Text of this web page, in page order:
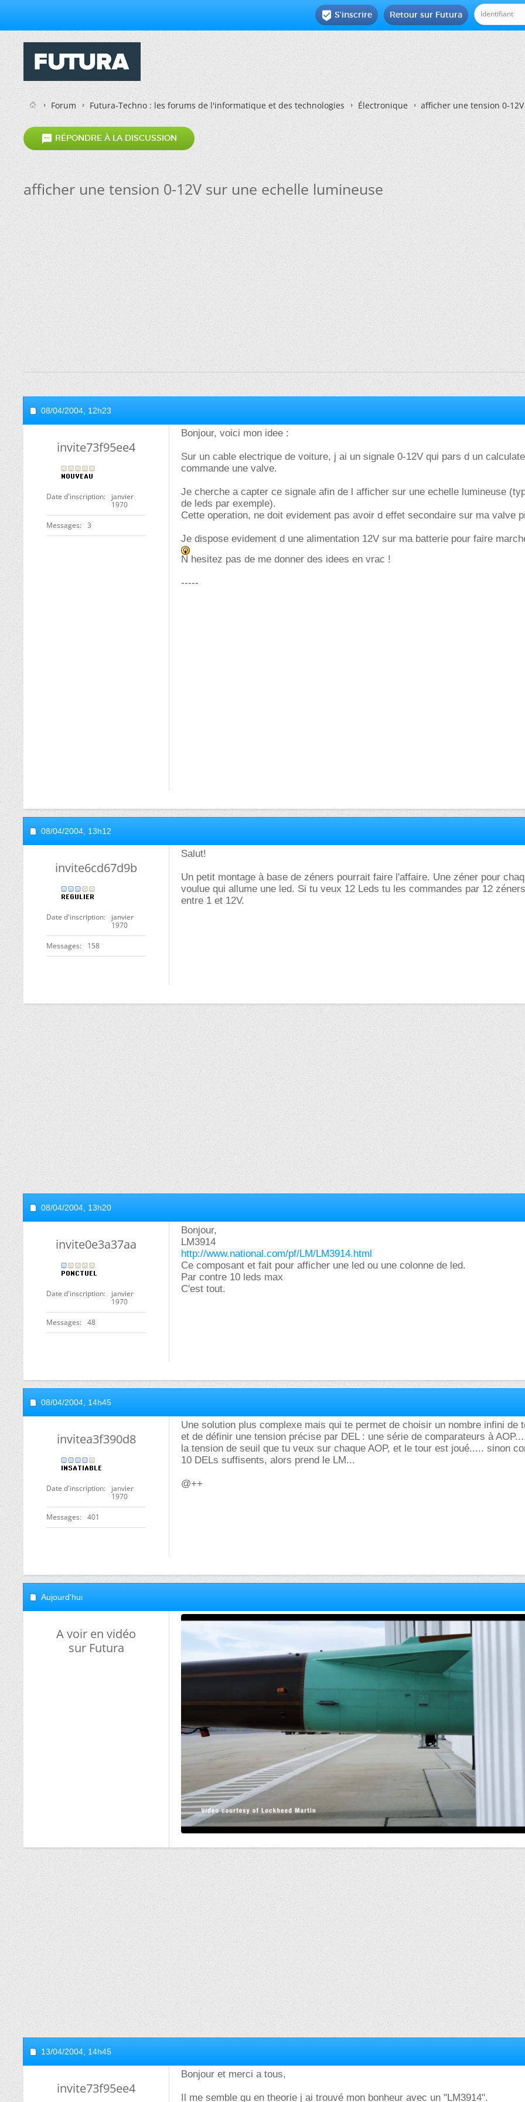
Retour sur Futura
 S'inscrire
Forum Futura-Techno : les forums de l'informatique et des technologies Électronique afficher une tension 0-
 RÉPONDRE À LA DISCUSSION
afficher une tension 0-12V sur une echelle lumineuse
08/04/2004, 12h23
invite73f95ee4
Date d'inscription
janvier
1970
Messages 3
Bonjour, voici mon idee :
Sur un cable electrique de voiture, j ai un signale 0-12V qui pars d un
commande une valve.
Je cherche a capter ce signale afin de l afficher sur une echelle lumineuse
de leds par exemple).
Cette operation, ne doit evidement pas avoir d effet secondaire sur ma valve
Je dispose evidement d une alimentation 12V sur ma batterie pour faire
N hesitez pas de me donner des idees en vrac !
-----
08/04/2004, 13h12
invite6cd67d9b
Date d'inscription
janvier
1970
Messages 158
Salut!
Un petit montage à base de zéners pourrait faire l'affaire. Une zéner pour
voulue qui allume une led. Si tu veux 12 Leds tu les commandes par 12
entre 1 et 12V.
08/04/2004, 13h20
invite0e3a37aa
Date d'inscription
janvier
1970
Messages 48
Bonjour,
LM3914
http://www.national.com/pf/LM/LM3914.html
Ce composant et fait pour afficher une led ou une colonne de led.
Par contre 10 leds max
C'est tout.
08/04/2004, 14h45
invitea3f390d8
Date d'inscription
janvier
1970
Messages 401
Une solution plus complexe mais qui te permet de choisir un nombre infini de
et de définir une tension précise par DEL : une série de comparateurs à
la tension de seuil que tu veux sur chaque AOP, et le tour est joué..... sinon
10 DELs suffisents, alors prend le LM...
@++
Aujourd'hui
A voir en vidéo
sur Futura
13/04/2004, 14h45
invite73f95ee4
Bonjour et merci a tous,
Il me semble qu en theorie j ai trouvé mon bonheur avec un "LM3914".